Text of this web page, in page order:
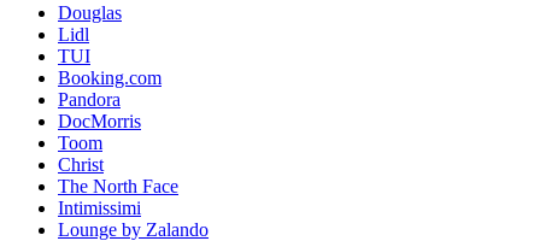
Douglas
Lidl
TUI
Booking.com
Pandora
DocMorris
Toom
Christ
The North Face
Intimissimi
Lounge by Zalando